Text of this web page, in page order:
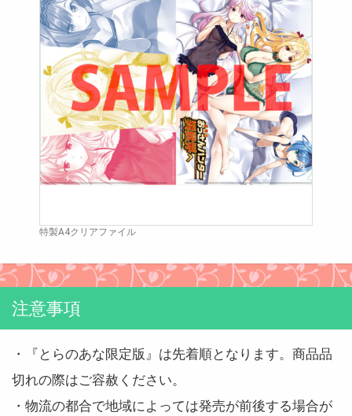
特製A4クリアファイル
注意事項
・『とらのあな限定版』は先着順となります。商品品
切れの際はご容赦ください。
・物流の都合で地域によっては発売が前後する場合が